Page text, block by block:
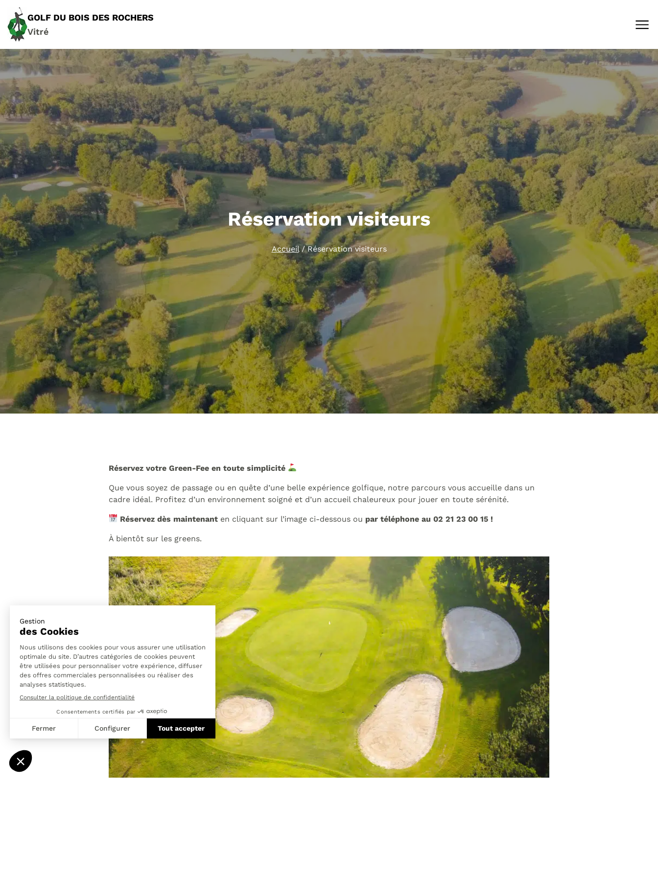
GOLF DU BOIS DES ROCHERS
Vitré
Réservation visiteurs
Accueil/Réservation visiteurs
Réservez votre Green-Fee en toute simplicité
Que vous soyez de passage ou en quête d’une belle expérience golfique, notre parcours vous accueille dans un
cadre idéal. Profitez d’un environnement soigné et d’un accueil chaleureux pour jouer en toute sérénité.
Réservez dès maintenant en cliquant sur l’image ci-dessous ou par téléphone au 02 21 23 00 15 !
À bientôt sur les greens.